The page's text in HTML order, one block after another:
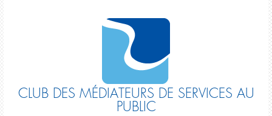
CLUB DES MÉDIATEURS DE SERVICES AU
PUBLIC